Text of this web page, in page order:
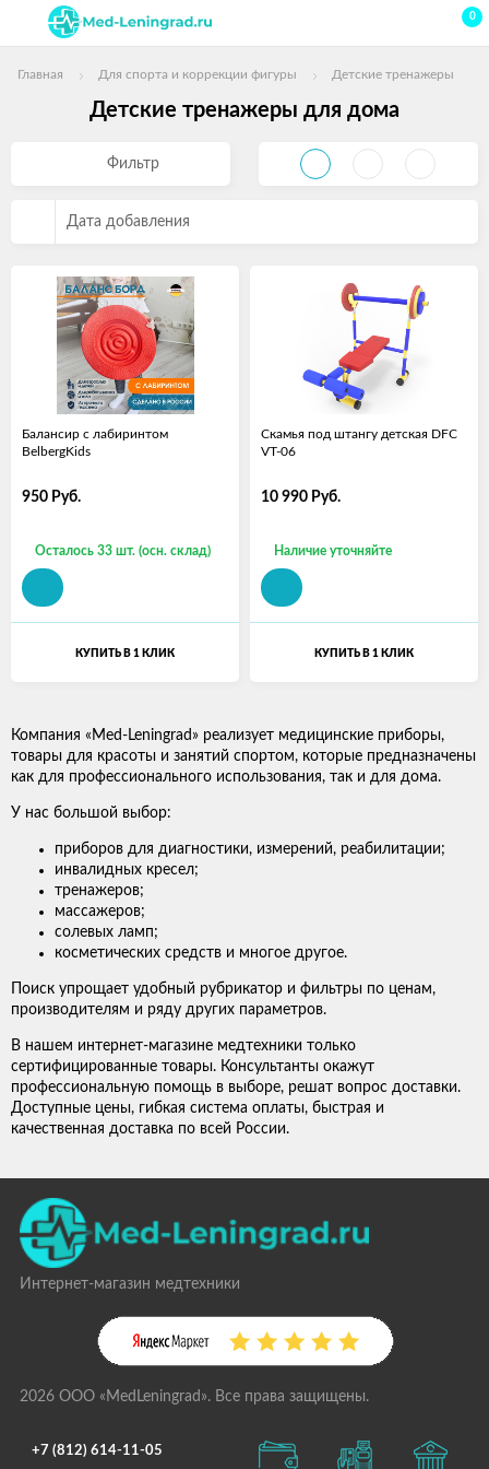
0
Главная Для спорта и коррекции фигуры Детские тренажеры
Детские тренажеры для дома
Фильтр
Дата добавления
Балансир с лабиринтом
BelbergKids
950 Руб.
Осталось 33 шт. (осн. склад)
КУПИТЬ В 1 КЛИК
Скамья под штангу детская DFC
VT-06
10 990 Руб.
Наличие уточняйте
КУПИТЬ В 1 КЛИК
Компания «Med-Leningrad» реализует медицинские приборы,
товары для красоты и занятий спортом, которые предназначены
как для профессионального использования, так и для дома.
У нас большой выбор:
приборов для диагностики, измерений, реабилитации;
инвалидных кресел;
тренажеров;
массажеров;
солевых ламп;
косметических средств и многое другое.
Поиск упрощает удобный рубрикатор и фильтры по ценам,
производителям и ряду других параметров.
В нашем интернет-магазине медтехники только
сертифицированные товары. Консультанты окажут
профессиональную помощь в выборе, решат вопрос доставки.
Доступные цены, гибкая система оплаты, быстрая и
качественная доставка по всей России.
Интернет-магазин медтехники
2026 ООО «MedLeningrad». Все права защищены.
+7 (812) 614-11-05